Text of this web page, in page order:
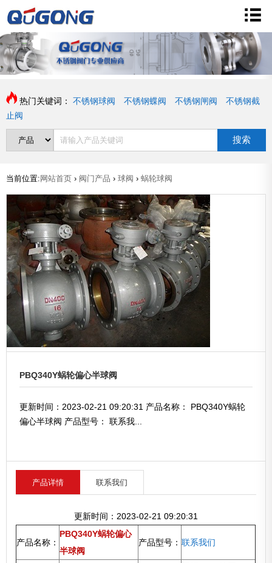
热门关键词： 不锈钢球阀 不锈钢蝶阀 不锈钢闸阀
不锈钢截
止阀
搜索
当前位置: 网站首页 › 阀门产品 › 球阀 › 蜗轮球阀
PBQ340Y蜗轮偏心半球阀
更新时间：2023-02-21 09:20:31 产品名称： PBQ340Y蜗轮
偏心半球阀 产品型号： 联系我...
产品详情 联系我们
更新时间：2023-02-21 09:20:31
产品名称：
PBQ340Y蜗轮偏心
半球阀
产品型号： 联系我们